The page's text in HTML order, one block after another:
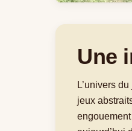
Une
L’univers
jeux